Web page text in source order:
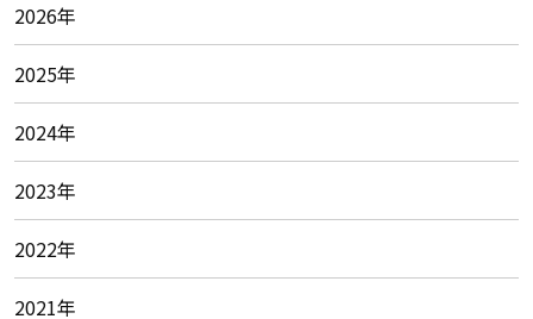
2026年
2025年
2024年
2023年
2022年
2021年